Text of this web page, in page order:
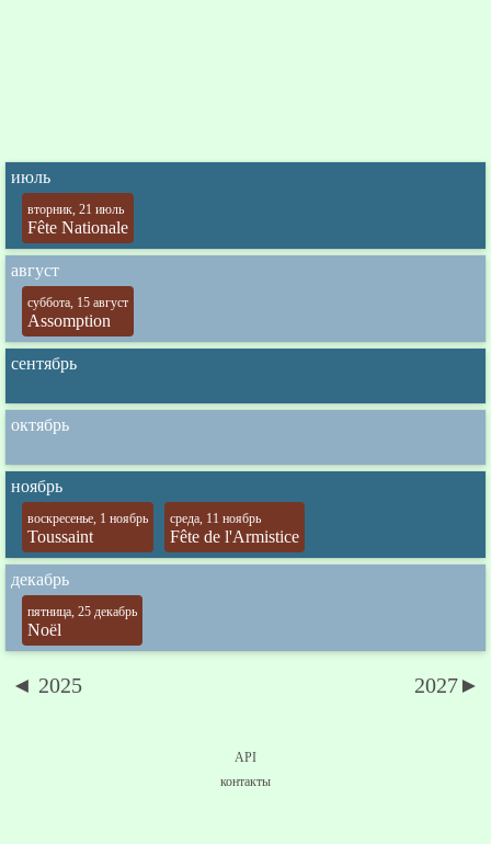
июль
вторник, 21 июль
Fête Nationale
август
суббота, 15 август
Assomption
сентябрь
октябрь
ноябрь
воскресенье, 1 ноябрь
Toussaint
среда, 11 ноябрь
Fête de l'Armistice
декабрь
пятница, 25 декабрь
Noël
◄ 2025 2027►
API
контакты